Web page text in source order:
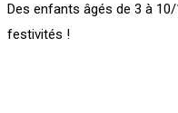
Des enfants âgés de 3 à
festivités !